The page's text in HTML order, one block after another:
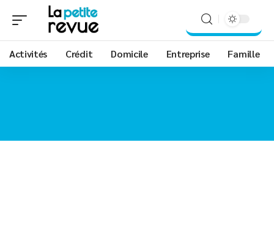
Activités Crédit Domicile Entreprise Famille